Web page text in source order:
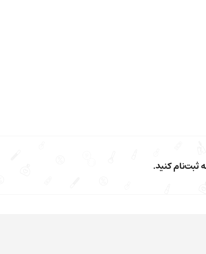
ثبت‌نام کنید.